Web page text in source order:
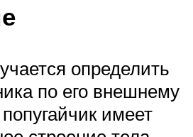
определить
по его внешнему
имеет